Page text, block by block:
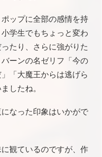
ップに全部の感情を持
学生でもちょっと変わ
たり、さらに強がりた
ーンの名ゼリフ「今の
「大魔王からは逃げら
したね。
なった印象はいかがで
観ているのですが、作